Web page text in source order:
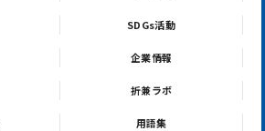
SDGs活動
企業情報
折兼ラボ
用語集